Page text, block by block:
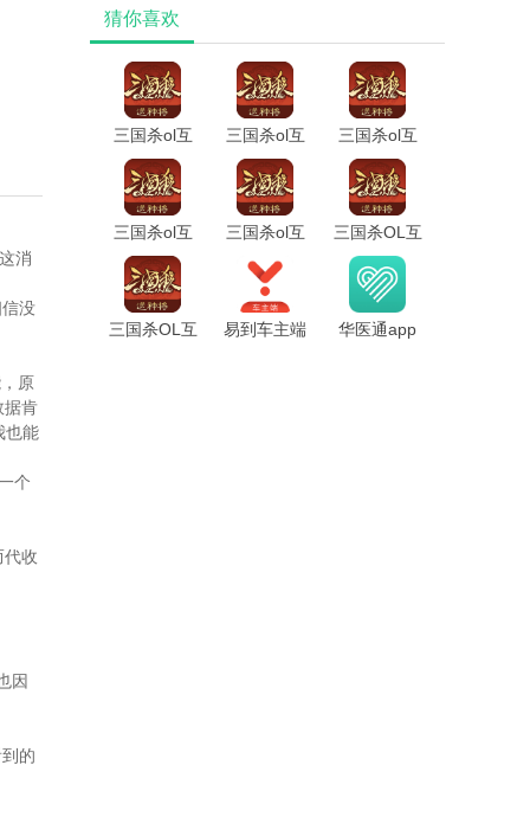
消
没
原
据肯
也能
个
代收
因
的
猜你喜欢
三国杀ol互
通版qq登录
版
三国杀ol互
通版安卓版
三国杀ol互
通版10周年
三国杀ol互
通版最新版
三国杀ol互
三国杀OL互
通版九游版
三国杀OL互
易到车主端
华医通app